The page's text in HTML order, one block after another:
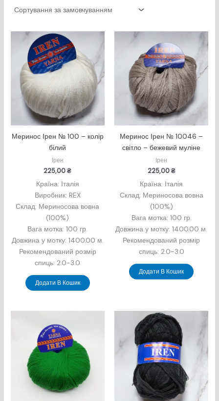
Меринос Ірен № 100 – колір
білий
Ірен
225,00₴
Країна: Італія
Виробник: REX
Склад: Мериносова вовна
(100%)
Вага мотка: 100 гр.
Довжина у мотку: 1400.00 м.
Рекомендований розмір
спиць: 2.0-3.0
Додати В Кошик
Меринос Ірен № 10046 –
світло – бежевий муліне
Ірен
225,00₴
Країна: Італія
Склад: Мериносова вовна
(100%)
Вага мотка: 100 гр.
Довжина у мотку: 1400.00 м.
Рекомендований розмір
спиць: 2.0-3.0
Додати В Кошик